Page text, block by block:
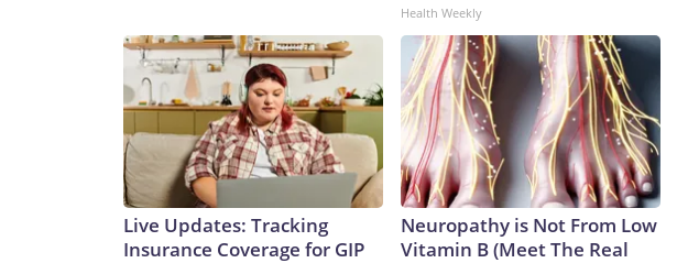
Health Weekly
Live Updates: Tracking
Insurance Coverage for GIP
Neuropathy is Not From Low
Vitamin B (Meet The Real